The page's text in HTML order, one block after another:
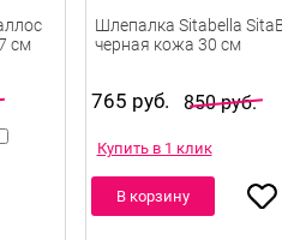
765 руб. 850 руб.
Купить в 1 клик
В корзину